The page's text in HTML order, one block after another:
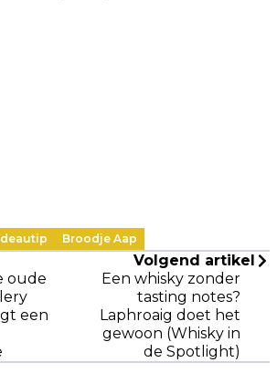
Broodje Aap
oude
een
Volgend artikel
Een whisky zonder
tasting notes?
Laphroaig doet het
gewoon (Whisky in
de Spotlight)